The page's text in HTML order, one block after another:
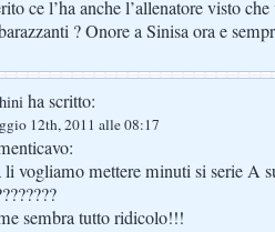
ce l’ha anche l’allenatore visto
? Onore a Sinisa ora e
ha scritto:
12th, 2011 alle 08:17
li vogliamo mettere minuti si serie A
sembra tutto ridicolo!!!